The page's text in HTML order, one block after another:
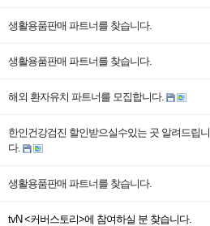
생활용품판매 파트너를 찾습니다.
생활용품판매 파트너를 찾습니다.
해외 환자유치 파트너를 모집합니다.
한인건강검진 할인받으실수있는 곳 알려드립니
다.
생활용품판매 파트너를 찾습니다.
tvN <커버스토리>에 참여하실 분 찾습니다.